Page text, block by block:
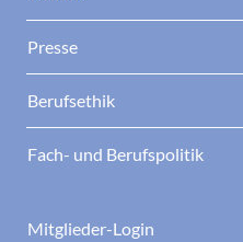
Presse
Berufsethik
Fach- und Berufspolitik
Mitglieder-Login